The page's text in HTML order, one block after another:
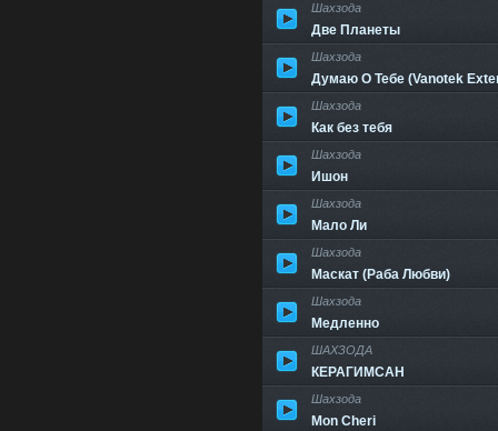
Шахзода
Две Планеты
Шахзода
Думаю О Тебе (Vanotek
Шахзода
Как без тебя
Шахзода
Ишон
Шахзода
Мало Ли
Шахзода
Маскат (Раба Любви)
Шахзода
Медленно
ШАХЗОДА
КЕРАГИМСАН
Шахзода
Mon Cheri